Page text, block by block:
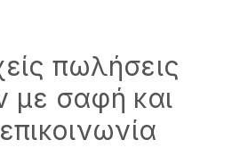
πωλήσεις
με σαφή και